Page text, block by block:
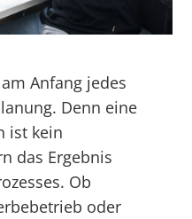
Anfang jedes
Denn eine
ist kein
das Ergebnis
Ob
oder